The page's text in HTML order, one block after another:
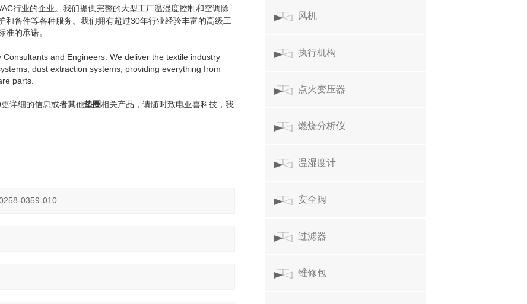
行业的企业。我们提供完整的大型工厂温湿度控制和空调除
和备件等各种服务。我们拥有超过30年行业经验丰富的高级工
准的承诺。
and Engineers. We deliver the textile industry
dust extraction systems, providing everything from
parts.
更详细的信息或者其他垫圈相关产品，请随时致电亚喜科技 ，我
风机
执行机构
点火变压器
燃烧分析仪
温湿度计
安全阀
过滤器
维修包